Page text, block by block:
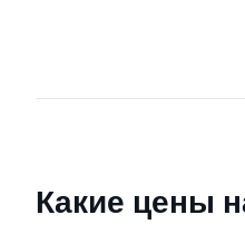
Какие цены